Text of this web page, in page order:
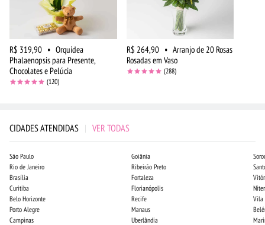
R$ 319,90 • Orquídea
Phalaenopsis para Presente,
Chocolates e Pelúcia
(120)
R$ 264,90 • Arranjo de 20 Rosas
Rosadas em Vaso
(288)
CIDADES ATENDIDAS | VER TODAS
São Paulo
Rio de Janeiro
Brasília
Curitiba
Belo Horizonte
Porto Alegre
Campinas
Goiânia
Ribeirão Preto
Fortaleza
Florianópolis
Recife
Manaus
Uberlândia
Vila